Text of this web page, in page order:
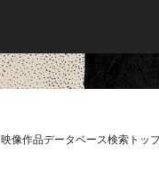
映像作品データベース検索トッ